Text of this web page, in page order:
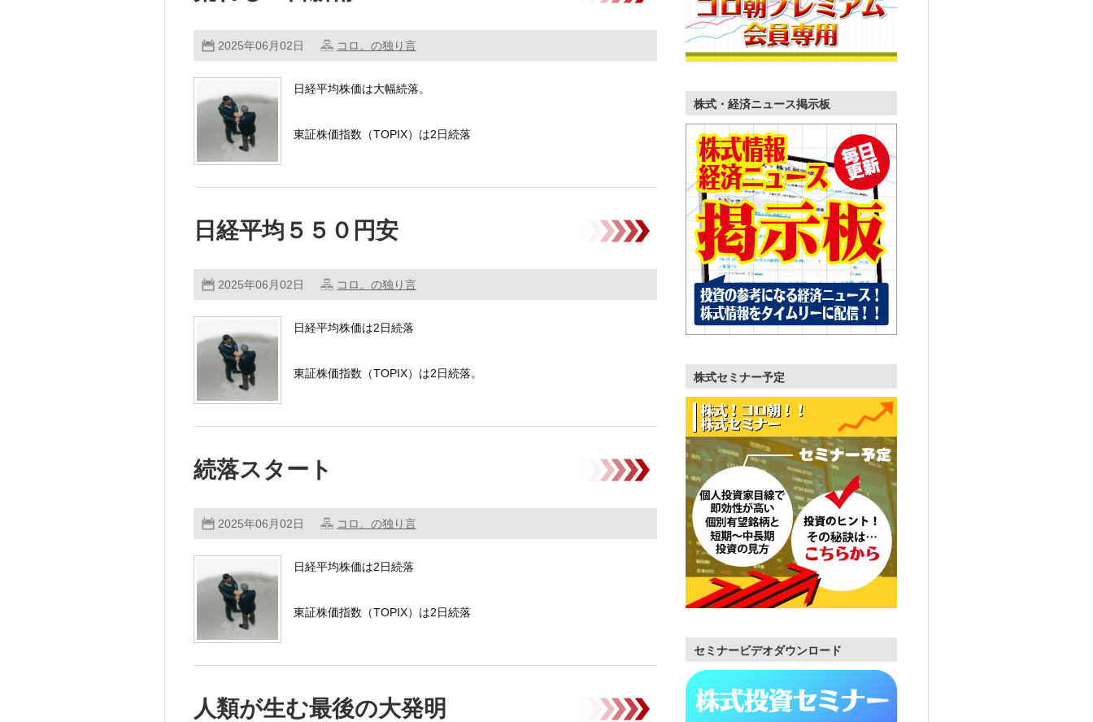
2025年06月02日 コロ。の独り言
日経平均株価は大幅続落。
東証株価指数（TOPIX）は2日続落
…………
日経平均５５０円安
2025年06月02日 コロ。の独り言
日経平均株価は2日続落
東証株価指数（TOPIX）は2日続落。
朝方は、大幅反落 …………
続落スタート
2025年06月02日 コロ。の独り言
日経平均株価は2日続落
東証株価指数（TOPIX）は2日続落
人類が生む最後の大発明
株式・経済ニュース掲示板
株式セミナー予定
セミナービデオダウンロード